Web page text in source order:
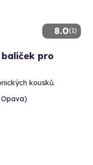
8.0(1)
pro
kousků.